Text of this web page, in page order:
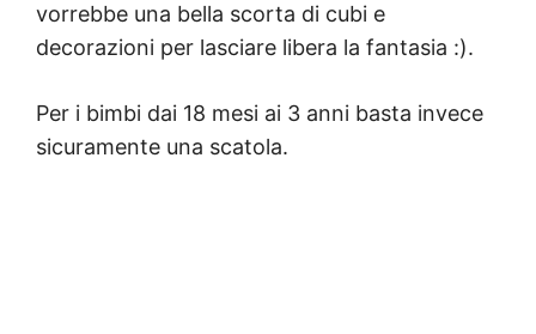
vorrebbe una bella scorta di cubi e
decorazioni per lasciare libera la fantasia :).
Per i bimbi dai 18 mesi ai 3 anni basta invece
sicuramente una scatola.